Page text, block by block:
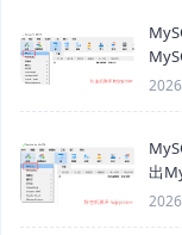
出